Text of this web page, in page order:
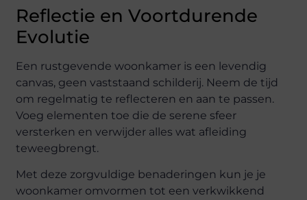
Reflectie en Voortdurende
Evolutie
Een rustgevende woonkamer is een levendig
canvas, geen vaststaand schilderij. Neem de tijd
om regelmatig te reflecteren en aan te passen.
Voeg elementen toe die de serene sfeer
versterken en verwijder alles wat afleiding
teweegbrengt.
Met deze zorgvuldige benaderingen kun je je
woonkamer omvormen tot een verkwikkend